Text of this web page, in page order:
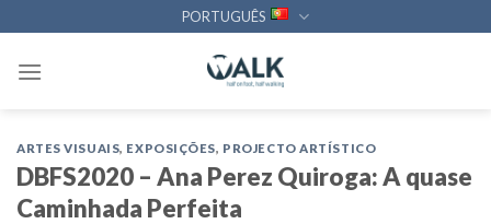
to
content
PORTUGUÊS
ARTES VISUAIS, EXPOSIÇÕES, PROJECTO ARTÍSTICO
DBFS2020 – Ana Perez Quiroga: A quase
Caminhada Perfeita